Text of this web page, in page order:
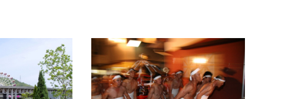
ました。制作…